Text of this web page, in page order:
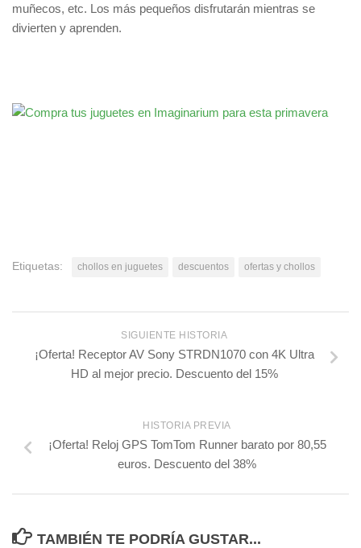
muñecos, etc. Los más pequeños disfrutarán mientras se
divierten y aprenden.
Etiquetas: chollos en juguetes descuentos ofertas y chollos
SIGUIENTE HISTORIA
¡Oferta! Receptor AV Sony STRDN1070 con 4K Ultra
HD al mejor precio. Descuento del 15%
HISTORIA PREVIA
¡Oferta! Reloj GPS TomTom Runner barato por 80,55
euros. Descuento del 38%
TAMBIÉN TE PODRÍA GUSTAR...